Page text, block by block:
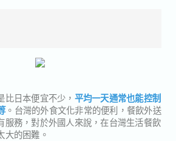
日本便宜不少， 平均一天通常也能控制
。台灣的外食文化非常的便利，餐飲外送
服務，對於外國人來說，在台灣生活餐飲
大的困難。